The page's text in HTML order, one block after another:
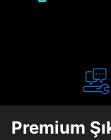
Premium